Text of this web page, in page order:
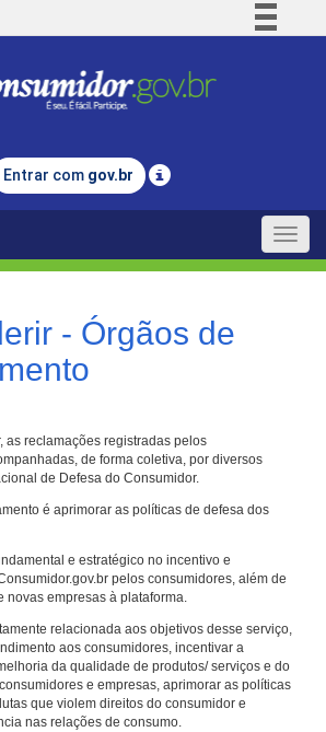
Comunica BR
Legislação
Entrar com gov.br
Toggle
- Órgãos de
as reclamações registradas pelos
de forma coletiva, por diversos
de Defesa do Consumidor.
é aprimorar as políticas de defesa dos
e estratégico no incentivo e
pelos consumidores, além de
novas empresas à plataforma.
relacionada aos objetivos desse serviço,
aos consumidores, incentivar a
da qualidade de produtos/ serviços e do
e empresas, aprimorar as políticas
que violem direitos do consumidor e
nas relações de consumo.